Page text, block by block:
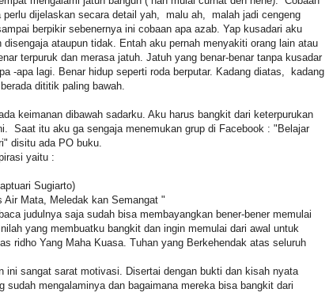
perlu dijelaskan secara detail yah, malu ah, malah jadi cengeng
berpikir sebenernya ini cobaan apa azab. Yap kusadari aku
ataupun tidak. Entah aku pernah menyakiti orang lain atau
terpuruk dan merasa jatuh. Jatuh yang benar-benar tanpa kusadar
-apa lagi. Benar hidup seperti roda berputar. Kadang diatas, kadang
dititik paling bawah.
keimanan dibawah sadarku. Aku harus bangkit dari keterpurukan
Saat itu aku ga sengaja menemukan grup di Facebook : "Belajar
disitu ada PO buku.
yaitu :
Sugiarto)
Air Mata, Meledak kan Semangat "
judulnya saja sudah bisa membayangkan bener-bener memulai
yang membuatku bangkit dan ingin memulai dari awal untuk
ridho Yang Maha Kuasa. Tuhan yang Berkehendak atas seluruh
ini sangat sarat motivasi. Disertai dengan bukti dan kisah nyata
sudah mengalaminya dan bagaimana mereka bisa bangkit dari